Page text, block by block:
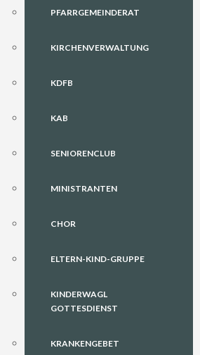
PFARRGEMEINDERAT
KIRCHENVERWALTUNG
KDFB
KAB
SENIORENCLUB
MINISTRANTEN
CHOR
ELTERN-KIND-GRUPPE
KINDERWAGL
GOTTESDIENST
KRANKENGEBET